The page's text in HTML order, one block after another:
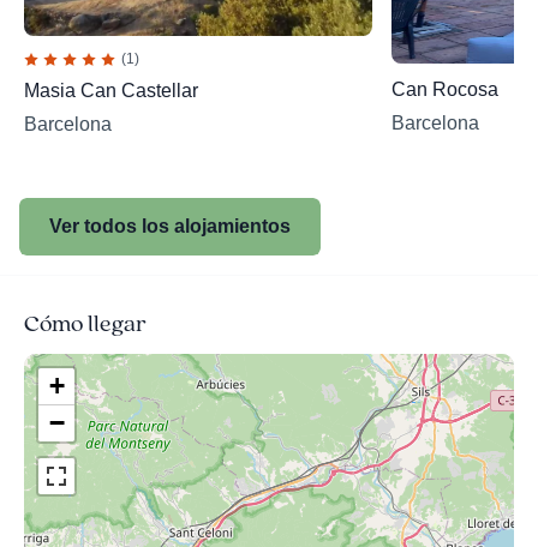
(1)
Masia Can Castellar
Barcelona
Can Rocosa
Barcelona
Ver todos los alojamientos
Cómo llegar
+
−